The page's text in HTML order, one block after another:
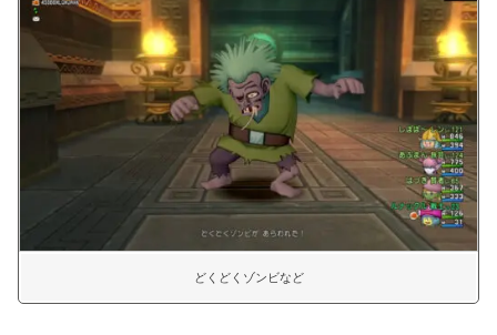
どくどくゾンビなど